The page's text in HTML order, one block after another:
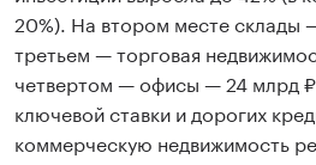
20%). На втором месте склады
третьем — торговая
четвертом — офисы — 24 млрд
ключевой ставки и дорогих
коммерческую недвижимость